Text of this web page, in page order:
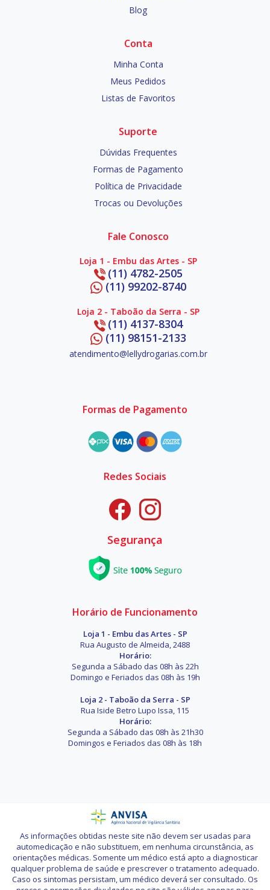
Blog
Conta
Minha Conta
Meus Pedidos
Listas de Favoritos
Suporte
Dúvidas Frequentes
Formas de Pagamento
Política de Privacidade
Trocas ou Devoluções
Fale Conosco
Loja 1 - Embu das Artes - SP
(11) 4782-2505
(11) 99202-8740
Loja 2 - Taboão da Serra - SP
(11) 4137-8304
(11) 98151-2133
atendimento@lellydrogarias.com.br
Formas de Pagamento
Redes Sociais
Segurança
Horário de Funcionamento
Loja 1 - Embu das Artes - SP
Rua Augusto de Almeida, 2488
Horário:
Segunda a Sábado das 08h às 22h
Domingo e Feriados das 08h às 19h
Loja 2 - Taboão da Serra - SP
Rua Iside Betro Lupo Issa, 115
Horário:
Segunda a Sábado das 08h às 21h30
Domingos e Feriados das 08h às 18h
As informações obtidas neste site não devem ser usadas para
automedicação e não substituem, em nenhuma circunstância, as
orientações médicas. Somente um médico está apto a diagnosticar
qualquer problema de saúde e prescrever o tratamento adequado.
Caso os sintomas persistam, um médico deverá ser consultado. Os